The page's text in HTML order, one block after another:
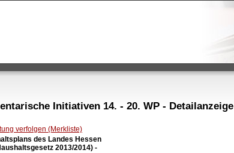
Initiativen 14. - 20. WP - Detailanzeige
verfolgen (Merkliste)
des Landes Hessen
2013/2014) -